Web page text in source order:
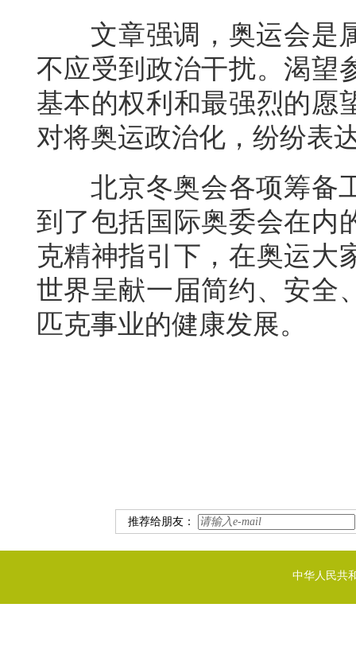
文章强调，奥运会是属
不应受到政治干扰。渴望
基本的权利和最强烈的愿
对将奥运政治化，纷纷表
北京冬奥会各项筹备工
到了包括国际奥委会在内
克精神指引下，在奥运大
世界呈献一届简约、安全
匹克事业的健康发展。
推荐给朋友：
中华人民共